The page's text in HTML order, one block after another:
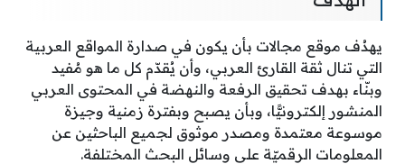
يهدُف موقع مجالات بأن يكون في صدارة المواقع العربية
التي تنال ثقة القارئ العربي، وأن يُقدّم كل ما هو مُفيد
وبنّاء بهدف تحقيق الرفعة والنهضة في المحتوى العربي
المنشور إلكترونيًّا، وبأن يصبح وبفترة زمنية وجيزة
موسوعة معتمدة ومصدر موثوق لجميع الباحثين عن
المعلومات الرقميّة على وسائل البحث المختلفة.